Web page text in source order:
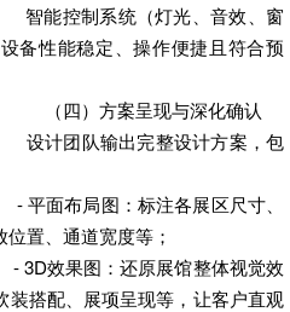
智能控制系统（灯光、音效、窗
备性能稳定、操作便捷且符合预
（四）方案呈现与深化确认
设计团队输出完整设计方案，包
- 平面布局图：标注各展区尺寸、
置、通道宽度等；
- 3D效果图：还原展馆整体视觉效
搭配、展项呈现等，让客户直观